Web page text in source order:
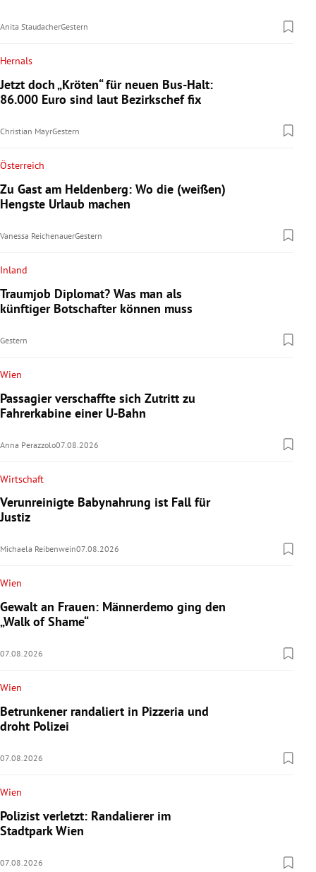
Anita StaudacherGestern
Hernals
Jetzt doch „Kröten“ für neuen Bus-Halt:
86.000 Euro sind laut Bezirkschef fix
Christian MayrGestern
Österreich
Zu Gast am Heldenberg: Wo die (weißen)
Hengste Urlaub machen
Vanessa ReichenauerGestern
Inland
Traumjob Diplomat? Was man als
künftiger Botschafter können muss
Gestern
Wien
Passagier verschaffte sich Zutritt zu
Fahrerkabine einer U-Bahn
Anna Perazzolo07.08.2026
Wirtschaft
Verunreinigte Babynahrung ist Fall für
Justiz
Michaela Reibenwein07.08.2026
Wien
Gewalt an Frauen: Männerdemo ging den
„Walk of Shame“
07.08.2026
Wien
Betrunkener randaliert in Pizzeria und
droht Polizei
07.08.2026
Wien
Polizist verletzt: Randalierer im
Stadtpark Wien
07.08.2026